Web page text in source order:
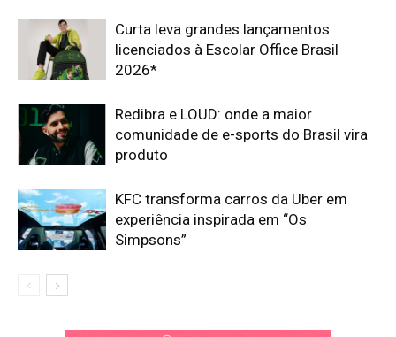
Curta leva grandes lançamentos
licenciados à Escolar Office Brasil
2026*
Redibra e LOUD: onde a maior
comunidade de e-sports do Brasil vira
produto
KFC transforma carros da Uber em
experiência inspirada em “Os
Simpsons”